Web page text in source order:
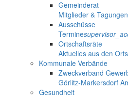
Gemeinderat
Mitglieder & Tagungen
Ausschüsse
Termine
Ortschaftsräte
Aktuelles aus den
Kommunale Verbände
Zweckverband
Görlitz-Markersdorf
Gesundheit